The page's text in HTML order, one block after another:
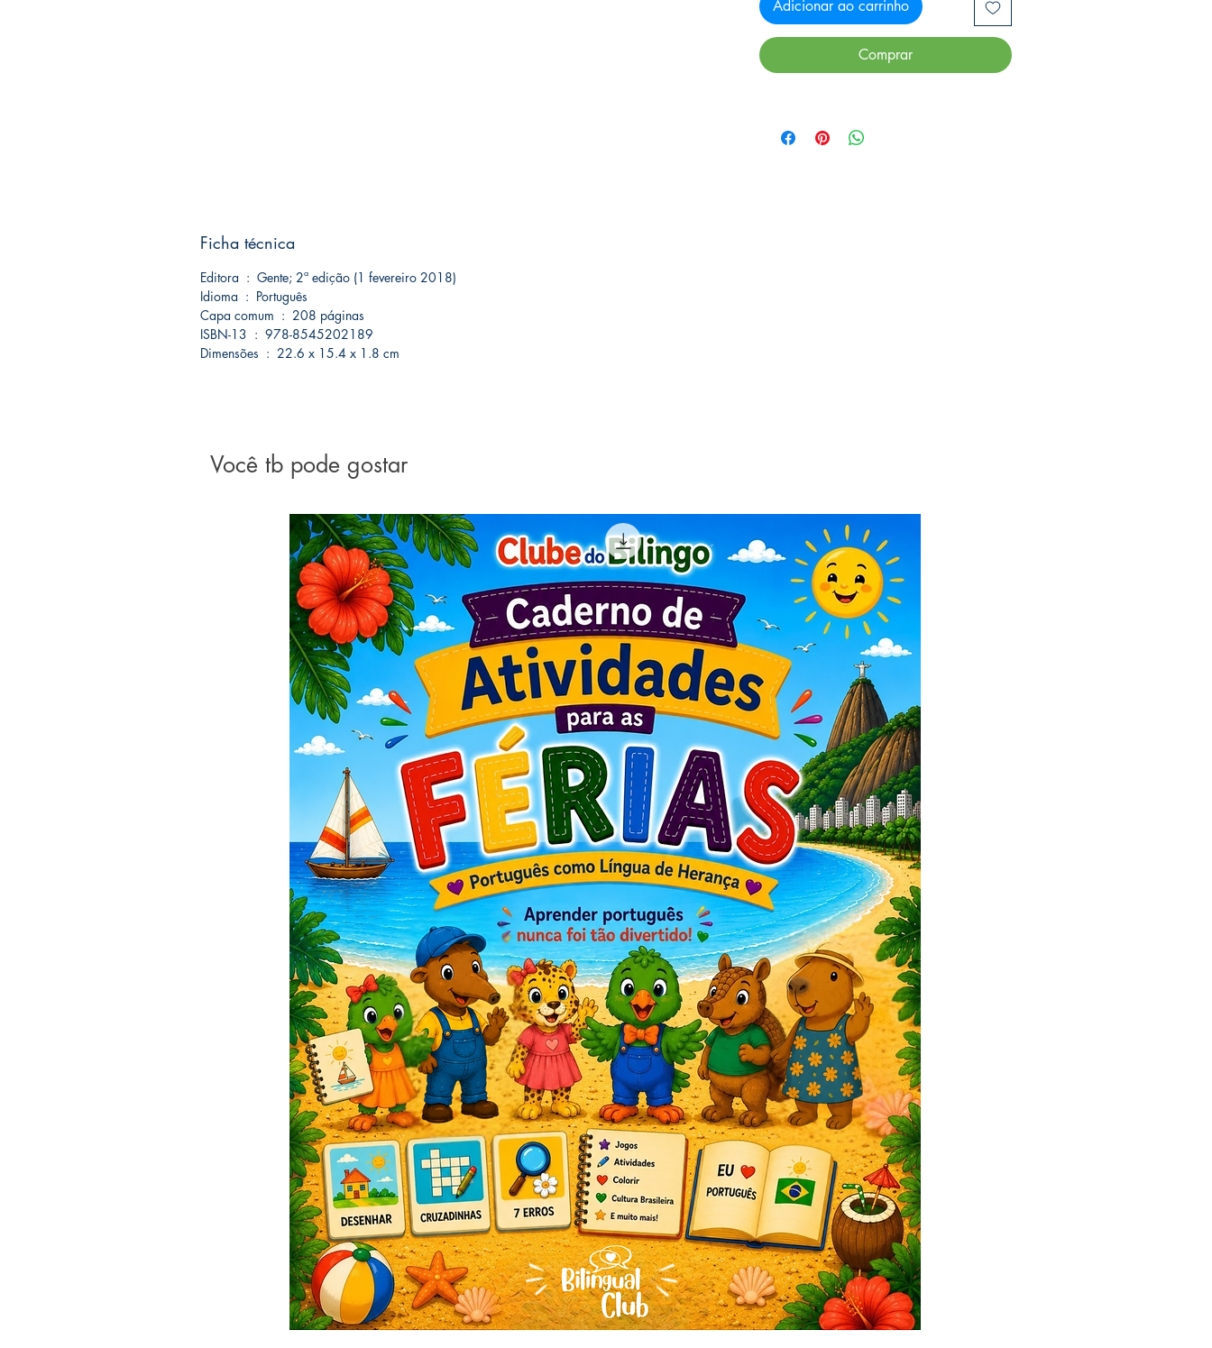
Adicionar ao carrinho
Comprar
Ficha técnica
Editora ‏ : ‎ Gente; 2ª edição (1 fevereiro 2018)
Idioma ‏ : ‎ Português
Capa comum ‏ : ‎ 208 páginas
ISBN-13 ‏ : ‎ 978-8545202189
Dimensões ‏ : ‎ 22.6 x 15.4 x 1.8 cm
Você tb pode gostar